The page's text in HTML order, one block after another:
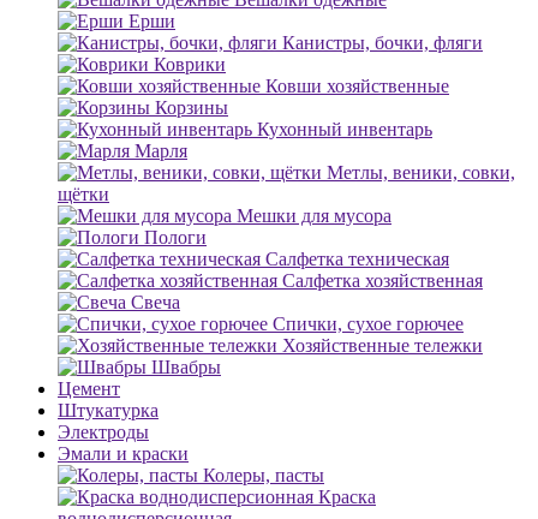
Ерши
Канистры, бочки, фляги
Коврики
Ковши хозяйственные
Корзины
Кухонный инвентарь
Марля
Метлы, веники, совки,
щётки
Мешки для мусора
Пологи
Салфетка техническая
Салфетка хозяйственная
Свеча
Спички, сухое горючее
Хозяйственные тележки
Швабры
Цемент
Штукатурка
Электроды
Эмали и краски
Колеры, пасты
Краска